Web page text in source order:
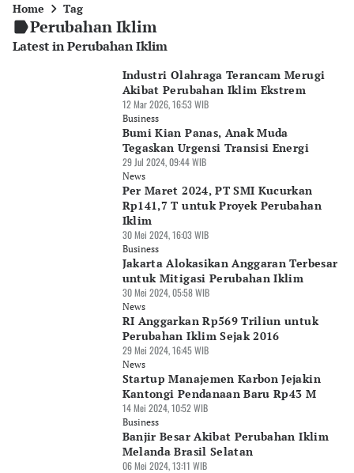
Home Tag
Perubahan Iklim
Latest in Perubahan Iklim
Industri Olahraga Terancam Merugi
Akibat Perubahan Iklim Ekstrem
12 Mar 2026, 16:53 WIB
Business
Bumi Kian Panas, Anak Muda
Tegaskan Urgensi Transisi Energi
29 Jul 2024, 09:44 WIB
News
Per Maret 2024, PT SMI Kucurkan
Rp141,7 T untuk Proyek Perubahan
Iklim
30 Mei 2024, 16:03 WIB
Business
Jakarta Alokasikan Anggaran Terbesar
untuk Mitigasi Perubahan Iklim
30 Mei 2024, 05:58 WIB
News
RI Anggarkan Rp569 Triliun untuk
Perubahan Iklim Sejak 2016
29 Mei 2024, 16:45 WIB
News
Startup Manajemen Karbon Jejakin
Kantongi Pendanaan Baru Rp43 M
14 Mei 2024, 10:52 WIB
Business
Banjir Besar Akibat Perubahan Iklim
Melanda Brasil Selatan
06 Mei 2024, 13:11 WIB